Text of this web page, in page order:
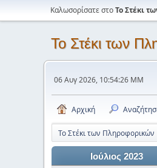
Καλωσορίσατε στοΤο Στέκι
Το Στέκι των
06 Αυγ 2026, 10:54:26 ΜΜ
Αρχική
Το Στέκι των Πληροφορικών
Ιούλιος 2023